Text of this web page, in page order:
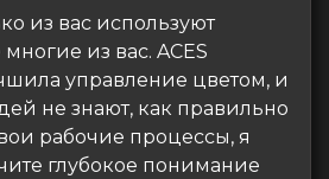
из вас используют
из вас. ACES
управление цветом, и
не знают, как правильно
рабочие процессы, я
глубокое понимание